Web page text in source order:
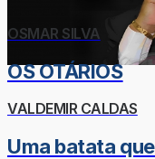
OSMAR SILVA
OS OTÁRIOS
VALDEMIR CALDAS
Uma batata